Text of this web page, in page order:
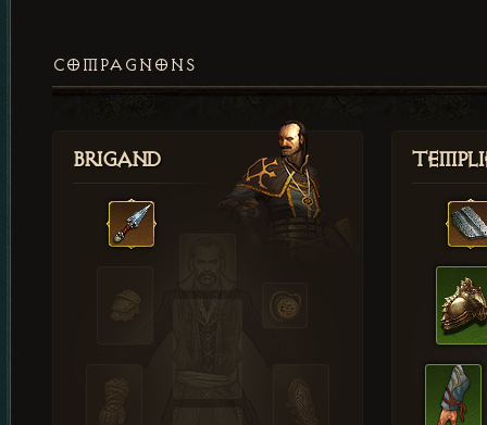
COMPAGNONS
Brigand